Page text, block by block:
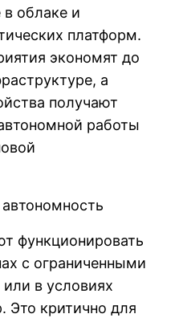
в облаке и
платформ.
экономят до
а
получают
работы
функционировать
с ограниченными
в условиях
Это критично для